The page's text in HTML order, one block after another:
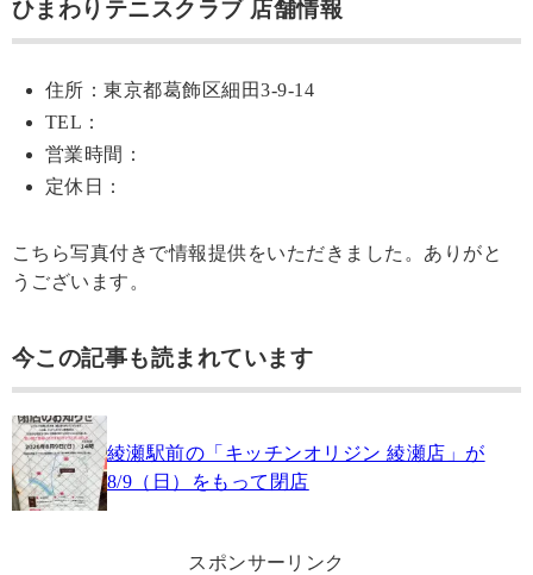
ひまわりテニスクラブ 店舗情報
住所：東京都葛飾区細田3-9-14
TEL：
営業時間：
定休日：
こちら写真付きで情報提供をいただきました。ありがと
うございます。
今この記事も読まれています
綾瀬駅前の「キッチンオリジン 綾瀬店」が
8/9（日）をもって閉店
スポンサーリンク